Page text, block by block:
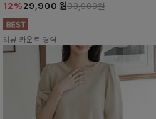
12%29,900 원33,900원
리뷰 카운트 영역